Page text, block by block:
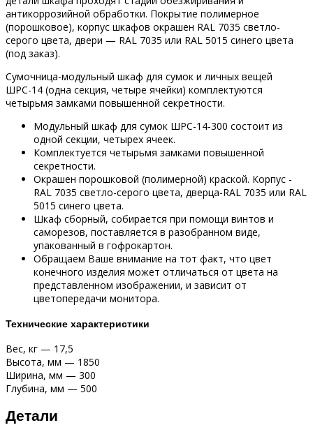
антикоррозийной обработки. Покрытие полимерное
(порошковое), корпус шкафов окрашен RAL 7035 светло-
серого цвета, двери — RAL 7035 или RAL 5015 синего цвета
(под заказ).
Сумочница-модульный шкаф для сумок и личных вещей
ШРС-14 (одна секция, четыре ячейки) комплектуются
четырьмя замками повышенной секретности.
Модульный шкаф для сумок ШРС-14-300 состоит из
одной секции, четырех ячеек.
Комплектуется четырьмя замками повышенной
секретности.
Окрашен порошковой (полимерной) краской. Корпус -
RAL 7035 светло-серого цвета, дверца-RAL 7035 или RAL
5015 синего цвета.
Шкаф сборный, собирается при помощи винтов и
саморезов, поставляется в разобранном виде,
упакованный в гофрокартон.
Обращаем Ваше внимание на тот факт, что цвет
конечного изделия может отличаться от цвета на
представленном изображении, и зависит от
цветопередачи монитора.
Технические характеристики
Вес, кг — 17,5
Высота, мм — 1850
Ширина, мм — 300
Глубина, мм — 500
Детали